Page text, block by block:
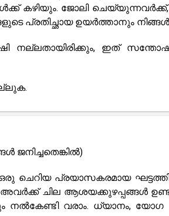
കഴിയും. ജോലി
പ്രതിച്ഛായ ഉയർത്താനും
ഇത്
ജനിച്ചതെങ്കിൽ)
ചെറിയ പ്രയാസകരമായ
ചില ആശയക്കുഴപ്പങ്ങൾ
വരാം. ധ്യാനം, യോഗ